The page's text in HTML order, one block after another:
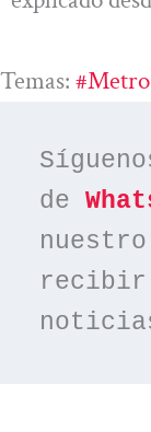
Temas: #metro
de
nuestro
recibir